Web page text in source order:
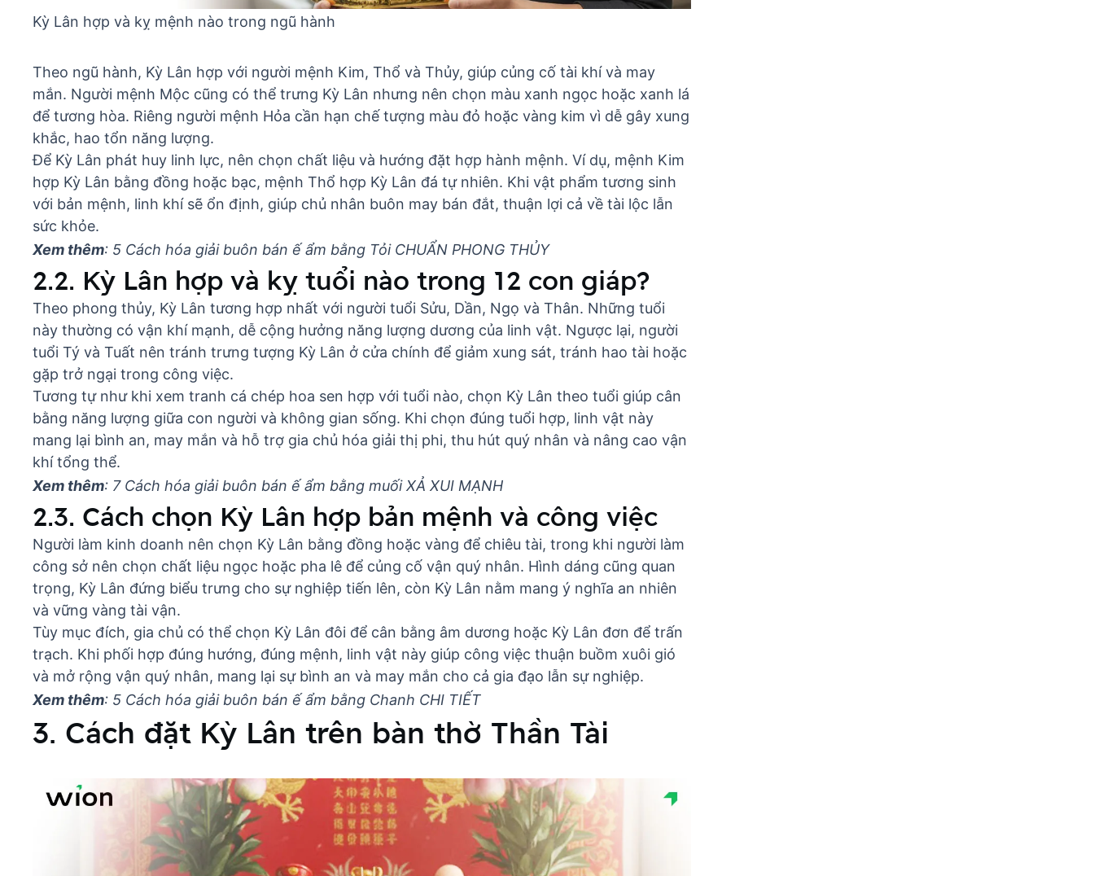
Kỳ Lân hợp và kỵ mệnh nào trong ngũ hành
Theo ngũ hành, Kỳ Lân hợp với người mệnh Kim, Thổ và Thủy, giúp củng cố tài khí và may
mắn. Người mệnh Mộc cũng có thể trưng Kỳ Lân nhưng nên chọn màu xanh ngọc hoặc xanh lá
để tương hòa. Riêng người mệnh Hỏa cần hạn chế tượng màu đỏ hoặc vàng kim vì dễ gây xung
khắc, hao tổn năng lượng.
Để Kỳ Lân phát huy linh lực, nên chọn chất liệu và hướng đặt hợp hành mệnh. Ví dụ, mệnh Kim
hợp Kỳ Lân bằng đồng hoặc bạc, mệnh Thổ hợp Kỳ Lân đá tự nhiên. Khi vật phẩm tương sinh
với bản mệnh, linh khí sẽ ổn định, giúp chủ nhân buôn may bán đắt, thuận lợi cả về tài lộc lẫn
sức khỏe.
Xem thêm: 5 Cách hóa giải buôn bán ế ẩm bằng Tỏi CHUẨN PHONG THỦY
2.2. Kỳ Lân hợp và kỵ tuổi nào trong 12 con giáp?
Theo phong thủy, Kỳ Lân tương hợp nhất với người tuổi Sửu, Dần, Ngọ và Thân. Những tuổi
này thường có vận khí mạnh, dễ cộng hưởng năng lượng dương của linh vật. Ngược lại, người
tuổi Tý và Tuất nên tránh trưng tượng Kỳ Lân ở cửa chính để giảm xung sát, tránh hao tài hoặc
gặp trở ngại trong công việc.
Tương tự như khi xem tranh cá chép hoa sen hợp với tuổi nào, chọn Kỳ Lân theo tuổi giúp cân
bằng năng lượng giữa con người và không gian sống. Khi chọn đúng tuổi hợp, linh vật này
mang lại bình an, may mắn và hỗ trợ gia chủ hóa giải thị phi, thu hút quý nhân và nâng cao vận
khí tổng thể.
Xem thêm: 7 Cách hóa giải buôn bán ế ẩm bằng muối XẢ XUI MẠNH
2.3. Cách chọn Kỳ Lân hợp bản mệnh và công việc
Người làm kinh doanh nên chọn Kỳ Lân bằng đồng hoặc vàng để chiêu tài, trong khi người làm
công sở nên chọn chất liệu ngọc hoặc pha lê để củng cố vận quý nhân. Hình dáng cũng quan
trọng, Kỳ Lân đứng biểu trưng cho sự nghiệp tiến lên, còn Kỳ Lân nằm mang ý nghĩa an nhiên
và vững vàng tài vận.
Tùy mục đích, gia chủ có thể chọn Kỳ Lân đôi để cân bằng âm dương hoặc Kỳ Lân đơn để trấn
trạch. Khi phối hợp đúng hướng, đúng mệnh, linh vật này giúp công việc thuận buồm xuôi gió
và mở rộng vận quý nhân, mang lại sự bình an và may mắn cho cả gia đạo lẫn sự nghiệp.
Xem thêm: 5 Cách hóa giải buôn bán ế ẩm bằng Chanh CHI TIẾT
3. Cách đặt Kỳ Lân trên bàn thờ Thần Tài